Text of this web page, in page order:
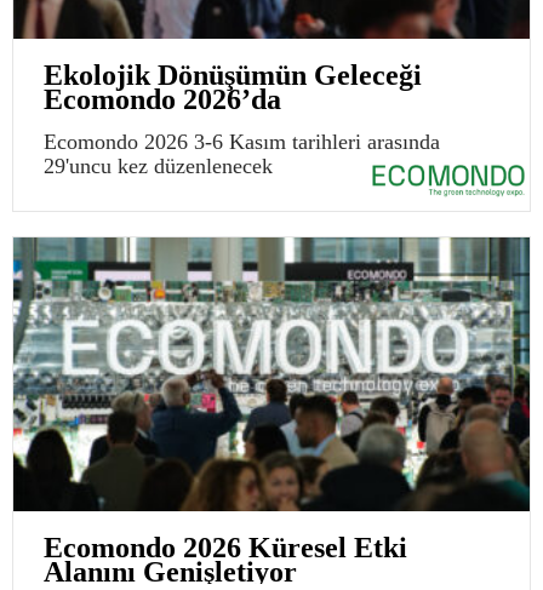
Ekolojik Dönüşümün Geleceği
Ecomondo 2026’da
Ecomondo 2026 3-6 Kasım tarihleri arasında
29'uncu kez düzenlenecek
Ecomondo 2026 Küresel Etki
Alanını Genişletiyor